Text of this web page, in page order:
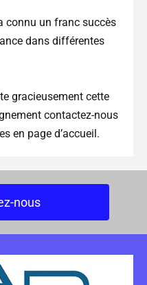
connu un franc succès
dans différentes
gracieusement cette
contactez-nous
en page d’accueil.
nous